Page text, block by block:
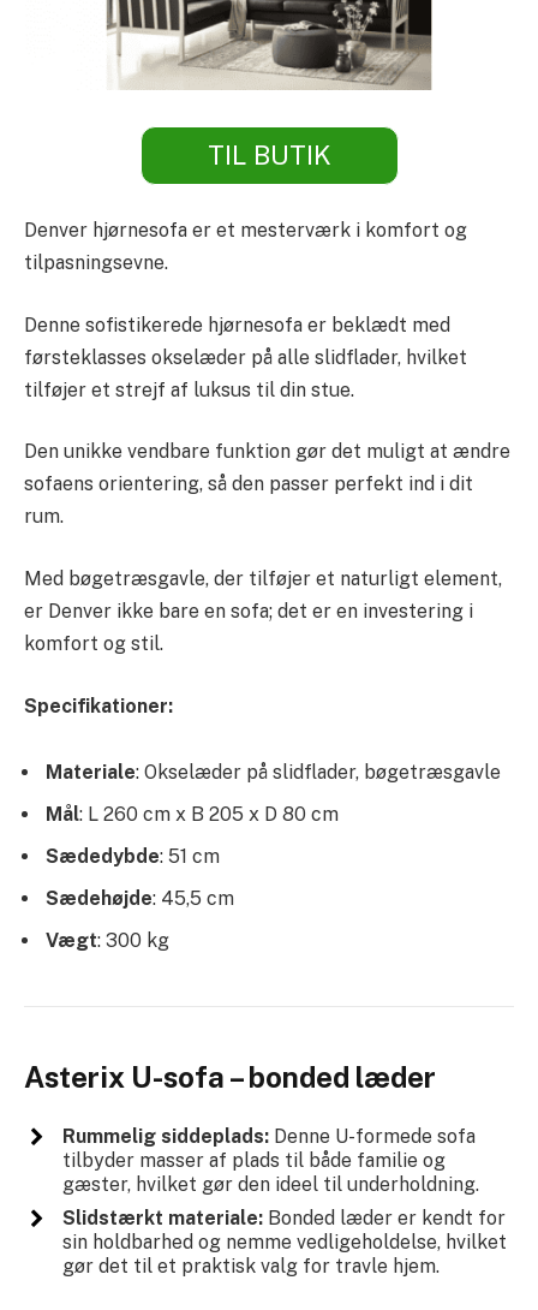
TIL BUTIK
Denver hjørnesofa er et mesterværk i komfort og
tilpasningsevne.
Denne sofistikerede hjørnesofa er beklædt med
førsteklasses okselæder på alle slidflader, hvilket
tilføjer et strejf af luksus til din stue.
Den unikke vendbare funktion gør det muligt at ændre
sofaens orientering, så den passer perfekt ind i dit
rum.
Med bøgetræsgavle, der tilføjer et naturligt element,
er Denver ikke bare en sofa; det er en investering i
komfort og stil.
Specifikationer:
Materiale: Okselæder på slidflader, bøgetræsgavle
Mål: L 260 cm x B 205 x D 80 cm
Sædedybde: 51 cm
Sædehøjde: 45,5 cm
Vægt: 300 kg
Asterix U-sofa – bonded læder
Rummelig siddeplads:Denne U-formede sofa
tilbyder masser af plads til både familie og
gæster, hvilket gør den ideel til underholdning.
Slidstærkt materiale:Bonded læder er kendt for
sin holdbarhed og nemme vedligeholdelse, hvilket
gør det til et praktisk valg for travle hjem.